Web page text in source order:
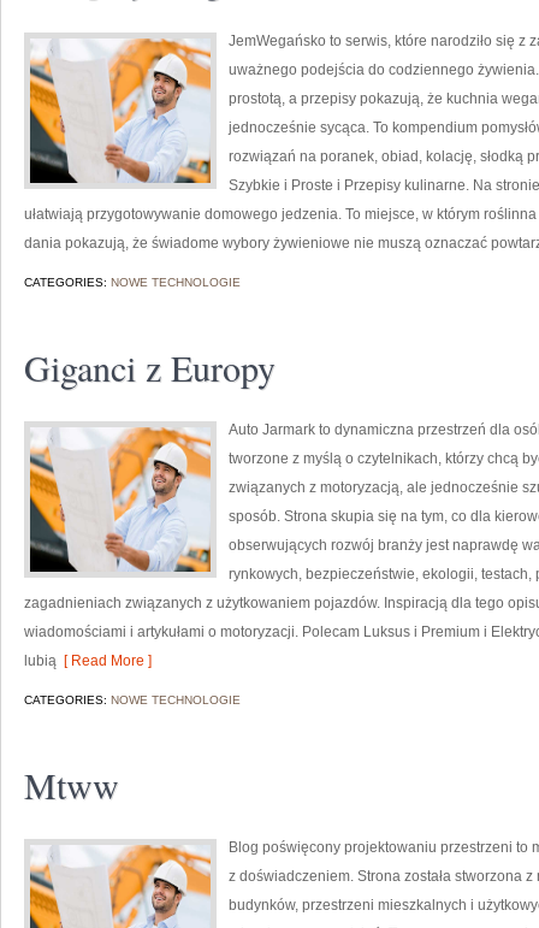
JemWegańsko to serwis, które narodziło się z
uważnego podejścia do codziennego
prostotą, a przepisy pokazują, że kuchnia
jednocześnie sycąca. To kompendium
rozwiązań na poranek, obiad, kolację, słodką
Szybkie i Proste i Przepisy kulinarne. Na
ułatwiają przygotowywanie domowego jedzenia. To miejsce, w którym
dania pokazują, że świadome wybory żywieniowe nie muszą oznaczać
CATEGORIES: NOWE TECHNOLOGIE
Giganci z Europy
Auto Jarmark to dynamiczna przestrzeń dla
tworzone z myślą o czytelnikach, którzy chcą
związanych z motoryzacją, ale jednocześnie
sposób. Strona skupia się na tym, co dla
obserwujących rozwój branży jest naprawdę
rynkowych, bezpieczeństwie, ekologii,
zagadnieniach związanych z użytkowaniem pojazdów. Inspiracją dla tego
wiadomościami i artykułami o motoryzacji. Polecam Luksus i Premium i
lubią [ Read More ]
CATEGORIES: NOWE TECHNOLOGIE
Mtww
Blog poświęcony projektowaniu przestrzeni to
z doświadczeniem. Strona została stworzona
budynków, przestrzeni mieszkalnych i